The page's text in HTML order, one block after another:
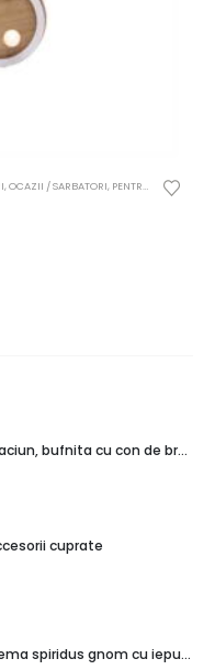
,OCAZII / SARBATORI, PENTRU COPII
Glob lemn pentru Craciun, bufnita cu con de brad
cuprate
Magnet frigider cu clema spiridus gnom cu iepuras si cadouri